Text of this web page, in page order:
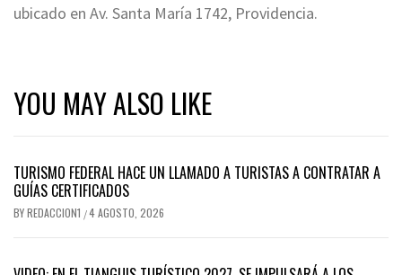
ubicado en Av. Santa María 1742, Providencia.
YOU MAY ALSO LIKE
TURISMO FEDERAL HACE UN LLAMADO A TURISTAS A CONTRATAR A
GUÍAS CERTIFICADOS
BYREDACCION1 /4 AGOSTO, 2026